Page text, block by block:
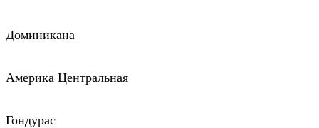
Доминикана
Америка Центральная
Гондурас